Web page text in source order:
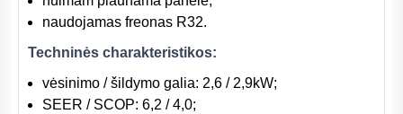
naudojamas freonas R32.
Techninės charakteristikos:
vėsinimo / šildymo galia: 2,6 / 2,9kW;
SEER / SCOP: 6,2 / 4,0;